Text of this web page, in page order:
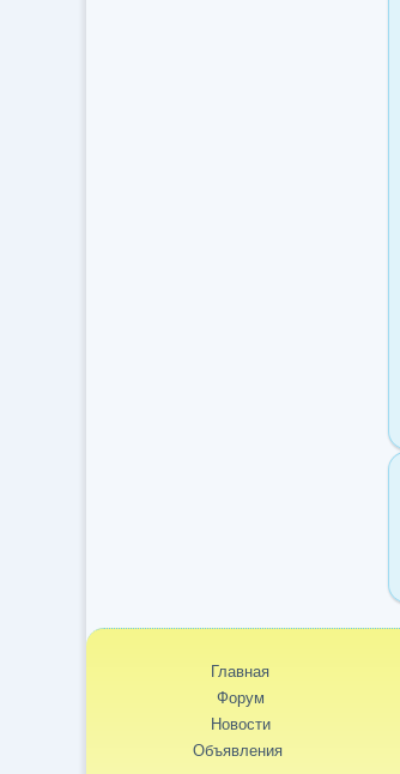
Главная
Форум
Новости
Объявления